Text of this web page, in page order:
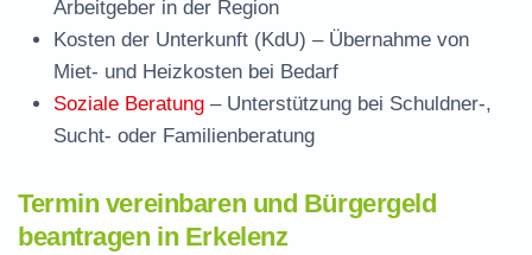
Arbeitgeber in der Region
Kosten der Unterkunft (KdU) – Übernahme von
Miet- und Heizkosten bei Bedarf
Soziale Beratung – Unterstützung bei Schuldner-,
Sucht- oder Familienberatung
Termin vereinbaren und Bürgergeld
beantragen in Erkelenz